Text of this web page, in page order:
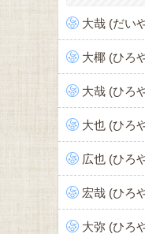
大哉 (だい
大椰 (ひろ
大哉 (ひろ
大也 (ひろ
広也 (ひろ
宏哉 (ひろ
大弥 (ひろ